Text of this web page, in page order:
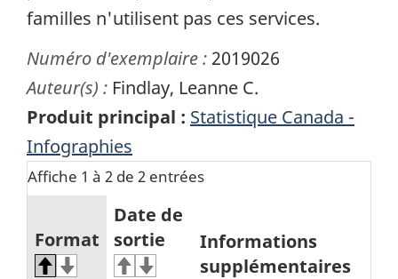
familles n'utilisent pas ces services.
Numéro d'exemplaire : 2019026
Auteur(s) : Findlay, Leanne C.
Produit principal : Statistique Canada -
Infographies
Affiche 1 à 2 de 2 entrées
Format
Date de
sortie
Informations
supplémentaires